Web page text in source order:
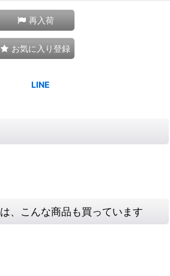
再入荷
お気に入り登録
、こんな商品も買っています